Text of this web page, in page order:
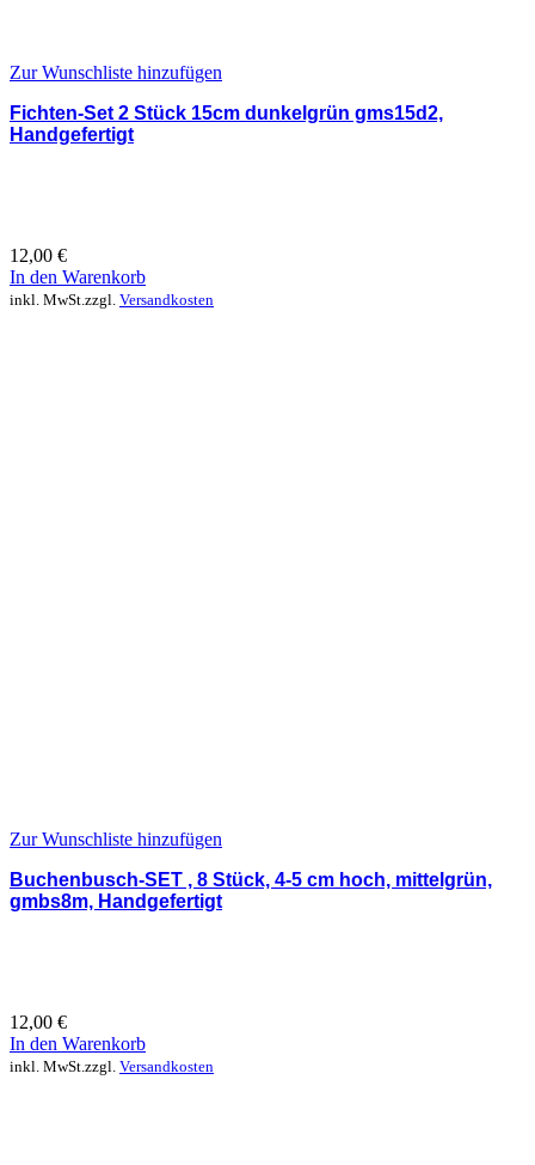
Zur Wunschliste hinzufügen
Fichten-Set 2 Stück 15cm dunkelgrün gms15d2,
Handgefertigt
12,00 €
In den Warenkorb
inkl. MwSt.zzgl. Versandkosten
Zur Wunschliste hinzufügen
Buchenbusch-SET , 8 Stück, 4-5 cm hoch, mittelgrün,
gmbs8m, Handgefertigt
12,00 €
In den Warenkorb
inkl. MwSt.zzgl. Versandkosten